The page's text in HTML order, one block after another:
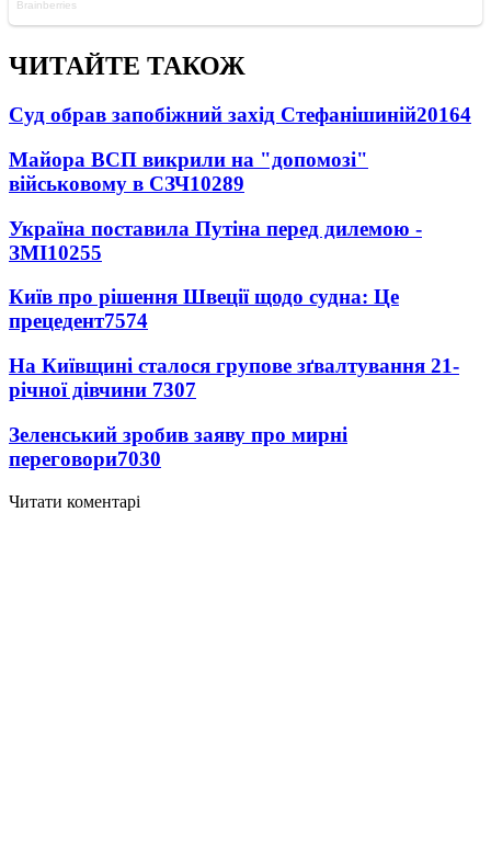
ЧИТАЙТЕ ТАКОЖ
Суд обрав запобіжний захід Стефанішиній20164
Майора ВСП викрили на "допомозі"
військовому в СЗЧ10289
Україна поставила Путіна перед дилемою -
ЗМІ10255
Київ про рішення Швеції щодо судна: Це
прецедент7574
На Київщині сталося групове зґвалтування 21-
річної дівчини 7307
Зеленський зробив заяву про мирні
переговори7030
Читати коментарі